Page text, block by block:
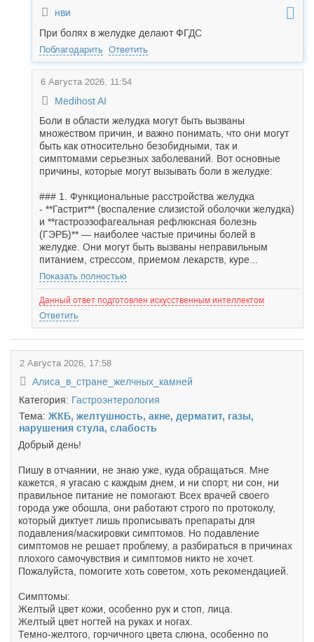
нви
При болях в желудке делают ФГДС
Поблагодарить Ответить
6 Августа 2026, 11:54
Medihost AI
Боли в области желудка могут быть вызваны
множеством причин, и важно понимать, что они могут
быть как относительно безобидными, так и
симптомами серьезных заболеваний. Вот основные
причины, которые могут вызывать боли в желудке:
### 1. Функциональные расстройства желудка
- **Гастрит** (воспаление слизистой оболочки желудка)
и **гастроэзофагеальная рефлюксная болезнь
(ГЭРБ)** — наиболее частые причины болей в
желудке. Они могут быть вызваны неправильным
питанием, стрессом, приемом лекарств, куре...
Показать полностью
Данный ответ подготовлен искусственным интеллектом
Ответить
2 Августа 2026, 17:58
Алиса_в_стране_желчных_камней
Категория: Гастроэнтерология
Тема: ЖКБ, желтушность, акне, дерматит, газы,
нарушения стула, слабость
Добрый день!
Пишу в отчаянии, не знаю уже, куда обращаться. Мне
кажется, я угасаю с каждым днем, и ни спорт, ни сон, ни
правильное питание не помогают. Всех врачей своего
города уже обошла, они работают строго по протоколу,
который диктует лишь прописывать препараты для
подавления/маскировки симптомов. Но подавление
симптомов не решает проблему, а разбираться в причинах
плохого самочувствия и симптомов никто не хочет.
Пожалуйста, помогите хоть советом, хоть рекомендацией.
Симптомы:
Желтый цвет кожи, особенно рук и стоп, лица.
Желтый цвет ногтей на руках и ногах.
Темно-желтого, горчичного цвета слюна, особенно по